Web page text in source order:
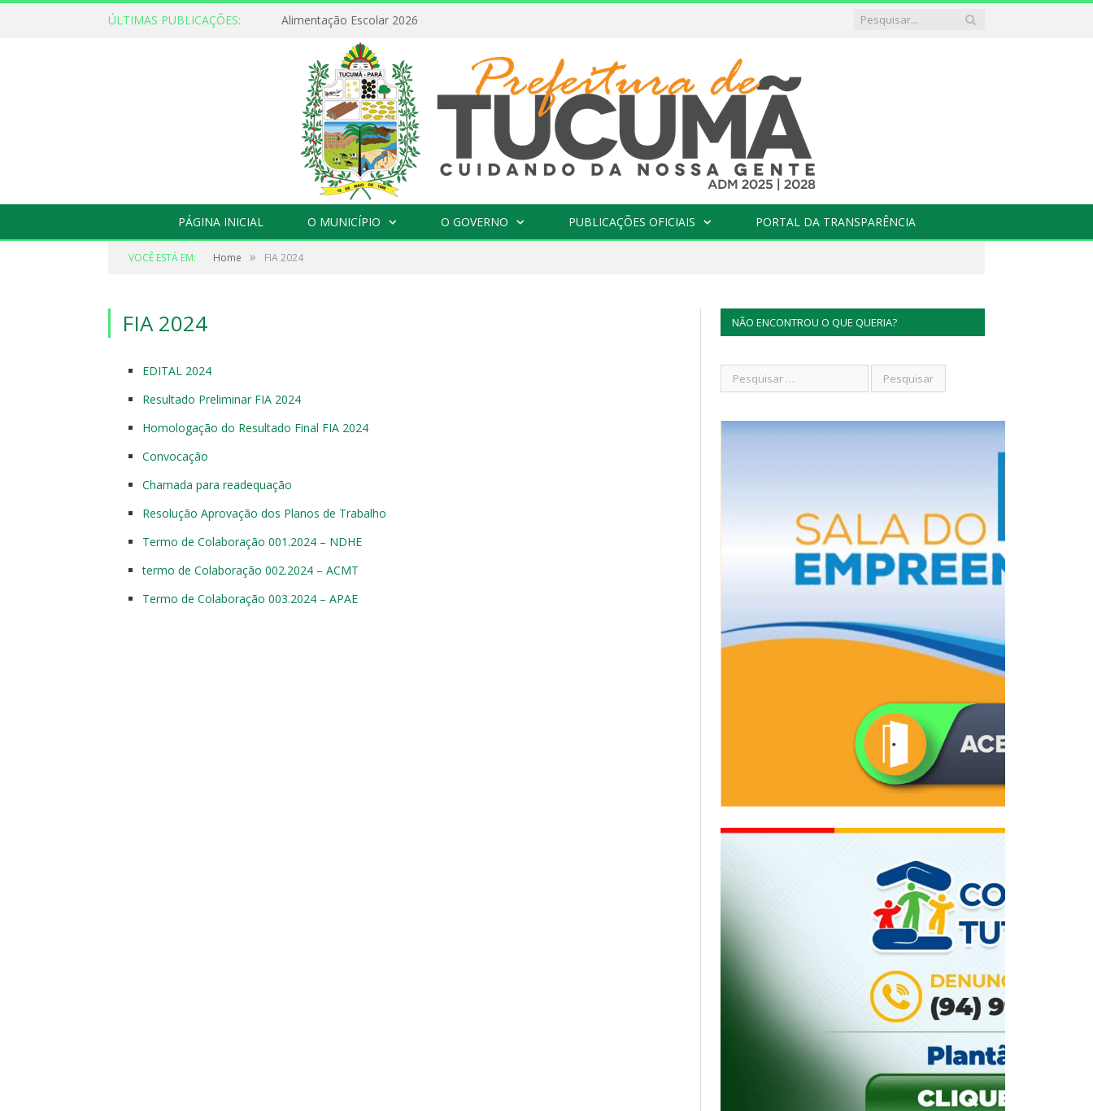
ÚLTIMAS PUBLICAÇÕES: Alimentação Escolar 2026
PÁGINA INICIAL O MUNICÍPIO O GOVERNO PUBLICAÇÕES OFICIAIS PORTAL DA TRANSPARÊNCIA
VOCÊ ESTÁ EM: Home » FIA 2024
FIA 2024
EDITAL 2024
Resultado Preliminar FIA 2024
Homologação do Resultado Final FIA 2024
Convocação
Chamada para readequação
Resolução Aprovação dos Planos de Trabalho
Termo de Colaboração 001.2024 – NDHE
termo de Colaboração 002.2024 – ACMT
Termo de Colaboração 003.2024 – APAE
NÃO ENCONTROU O QUE QUERIA?